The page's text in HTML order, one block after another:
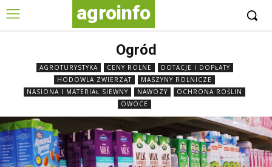
agroinfo
Ogród
AGROTURYSTYKA CENY ROLNE
DOTACJE I DOPŁATY
HODOWLA ZWIERZĄT
MASZYNY ROLNICZE
NASIONA I MATERIAŁ SIEWNY
NAWOZY
OCHRONA ROŚLIN
OWOCE